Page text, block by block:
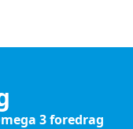
3 foredrag